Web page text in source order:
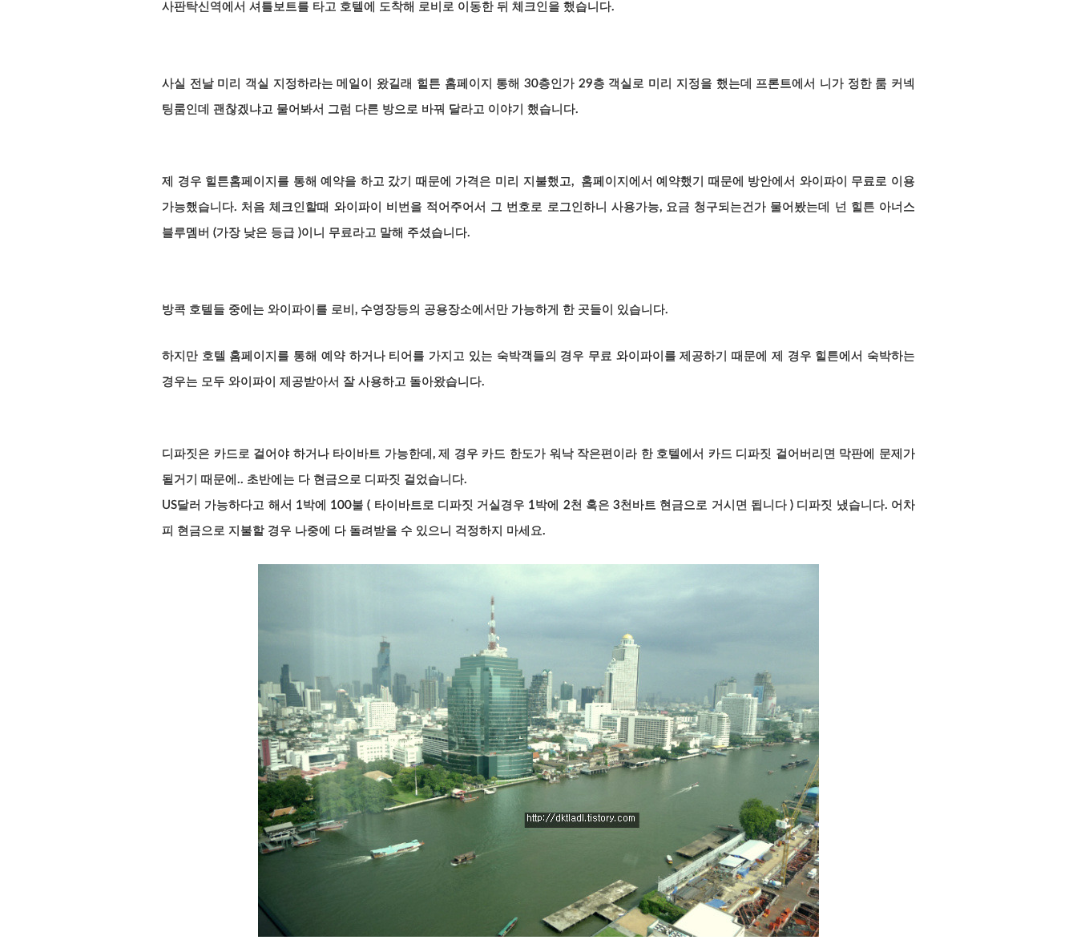
사판탁신역에서 셔틀보트를 타고 호텔에 도착해 로비로 이동한 뒤 체크인을 했습니다.
사실 전날 미리 객실 지정하라는 메일이 왔길래 힐튼 홈페이지 통해 30층인가 29층 객실로 미리 지정을 했는데 프론트에서 니가 정한 룸 커넥
팅룸인데 괜찮겠냐고 물어봐서 그럼 다른 방으로 바꿔 달라고 이야기 했습니다.
제 경우 힐튼홈페이지를 통해 예약을 하고 갔기 때문에 가격은 미리 지불했고, 홈페이지에서 예약했기 때문에 방안에서 와이파이 무료로 이용
가능했습니다. 처음 체크인할때 와이파이 비번을 적어주어서 그 번호로 로그인하니 사용가능, 요금 청구되는건가 물어봤는데 넌 힐튼 아너스
블루멤버 (가장 낮은 등급 )이니 무료라고 말해 주셨습니다.
방콕 호텔들 중에는 와이파이를 로비, 수영장등의 공용장소에서만 가능하게 한 곳들이 있습니다.
하지만 호텔 홈페이지를 통해 예약 하거나 티어를 가지고 있는 숙박객들의 경우 무료 와이파이를 제공하기 때문에 제 경우 힐튼에서 숙박하는
경우는 모두 와이파이 제공받아서 잘 사용하고 돌아왔습니다.
디파짓은 카드로 걸어야 하거나 타이바트 가능한데, 제 경우 카드 한도가 워낙 작은편이라 한 호텔에서 카드 디파짓 걸어버리면 막판에 문제가
될거기 때문에.. 초반에는 다 현금으로 디파짓 걸었습니다.
US달러 가능하다고 해서 1박에 100불 ( 타이바트로 디파짓 거실경우 1박에 2천 혹은 3천바트 현금으로 거시면 됩니다 ) 디파짓 냈습니다. 어차
피 현금으로 지불할 경우 나중에 다 돌려받을 수 있으니 걱정하지 마세요.